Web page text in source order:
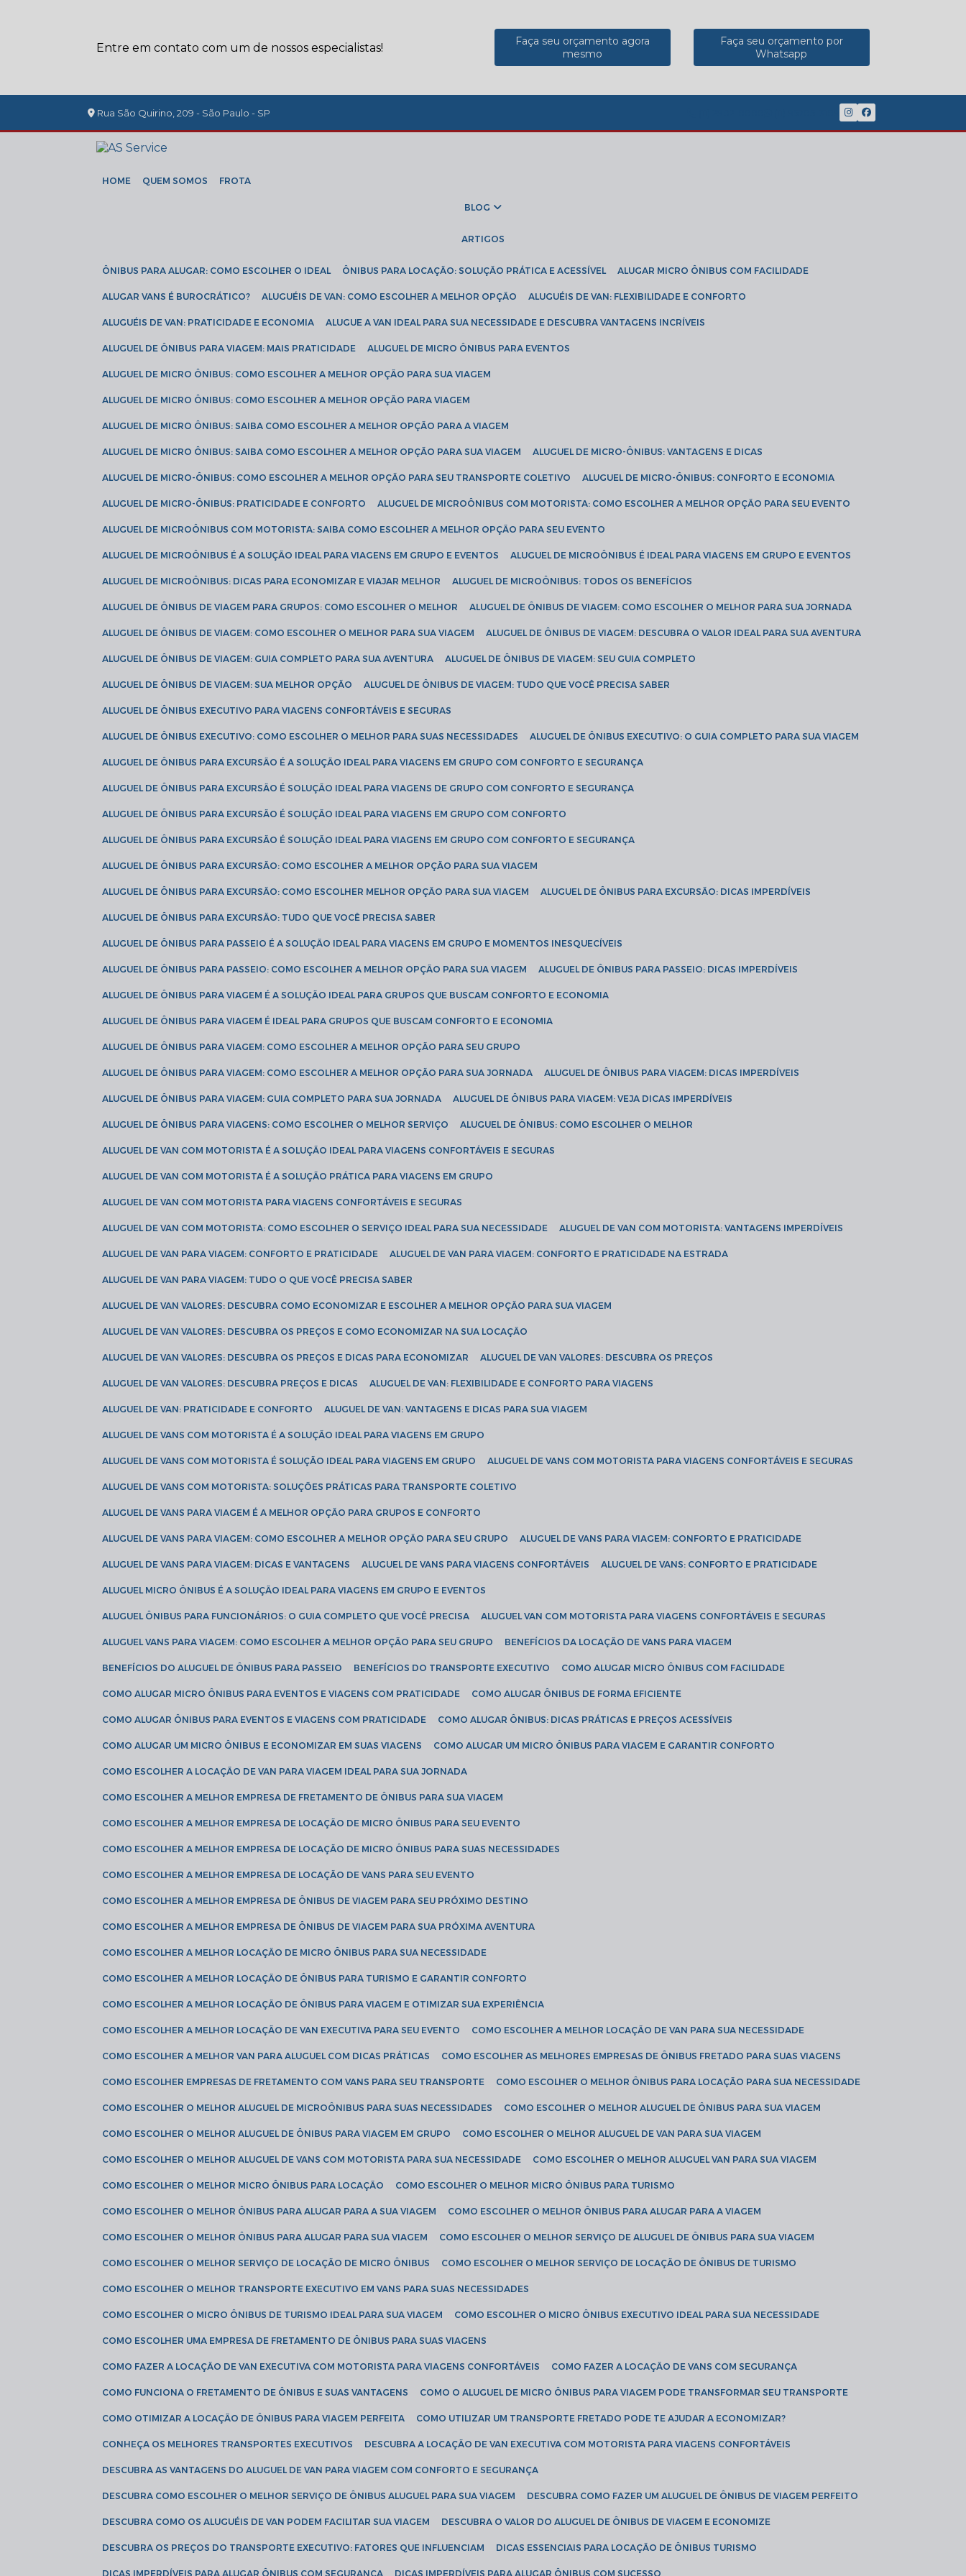
Entre em contato com um de nossos especialistas!
Faça seu orçamento agora
mesmo
Faça seu orçamento por
Whatsapp
Rua São Quirino, 209 - São Paulo - SP
HOME QUEM SOMOS FROTA
BLOG
ARTIGOS
ÔNIBUS PARA ALUGAR: COMO ESCOLHER O IDEAL ÔNIBUS PARA LOCAÇÃO: SOLUÇÃO PRÁTICA E ACESSÍVEL ALUGAR MICRO ÔNIBUS COM FACILIDADE
ALUGAR VANS É BUROCRÁTICO? ALUGUÉIS DE VAN: COMO ESCOLHER A MELHOR OPÇÃO ALUGUÉIS DE VAN: FLEXIBILIDADE E CONFORTO
ALUGUÉIS DE VAN: PRATICIDADE E ECONOMIA ALUGUE A VAN IDEAL PARA SUA NECESSIDADE E DESCUBRA VANTAGENS INCRÍVEIS
ALUGUEL DE ÔNIBUS PARA VIAGEM: MAIS PRATICIDADE ALUGUEL DE MICRO ÔNIBUS PARA EVENTOS
ALUGUEL DE MICRO ÔNIBUS: COMO ESCOLHER A MELHOR OPÇÃO PARA SUA VIAGEM
ALUGUEL DE MICRO ÔNIBUS: COMO ESCOLHER A MELHOR OPÇÃO PARA VIAGEM
ALUGUEL DE MICRO ÔNIBUS: SAIBA COMO ESCOLHER A MELHOR OPÇÃO PARA A VIAGEM
ALUGUEL DE MICRO ÔNIBUS: SAIBA COMO ESCOLHER A MELHOR OPÇÃO PARA SUA VIAGEM ALUGUEL DE MICRO-ÔNIBUS: VANTAGENS E DICAS
ALUGUEL DE MICRO-ÔNIBUS: COMO ESCOLHER A MELHOR OPÇÃO PARA SEU TRANSPORTE COLETIVO ALUGUEL DE MICRO-ÔNIBUS: CONFORTO E ECONOMIA
ALUGUEL DE MICRO-ÔNIBUS: PRATICIDADE E CONFORTO ALUGUEL DE MICROÔNIBUS COM MOTORISTA: COMO ESCOLHER A MELHOR OPÇÃO PARA SEU EVENTO
ALUGUEL DE MICROÔNIBUS COM MOTORISTA: SAIBA COMO ESCOLHER A MELHOR OPÇÃO PARA SEU EVENTO
ALUGUEL DE MICROÔNIBUS É A SOLUÇÃO IDEAL PARA VIAGENS EM GRUPO E EVENTOS ALUGUEL DE MICROÔNIBUS É IDEAL PARA VIAGENS EM GRUPO E EVENTOS
ALUGUEL DE MICROÔNIBUS: DICAS PARA ECONOMIZAR E VIAJAR MELHOR ALUGUEL DE MICROÔNIBUS: TODOS OS BENEFÍCIOS
ALUGUEL DE ÔNIBUS DE VIAGEM PARA GRUPOS: COMO ESCOLHER O MELHOR ALUGUEL DE ÔNIBUS DE VIAGEM: COMO ESCOLHER O MELHOR PARA SUA JORNADA
ALUGUEL DE ÔNIBUS DE VIAGEM: COMO ESCOLHER O MELHOR PARA SUA VIAGEM ALUGUEL DE ÔNIBUS DE VIAGEM: DESCUBRA O VALOR IDEAL PARA SUA AVENTURA
ALUGUEL DE ÔNIBUS DE VIAGEM: GUIA COMPLETO PARA SUA AVENTURA ALUGUEL DE ÔNIBUS DE VIAGEM: SEU GUIA COMPLETO
ALUGUEL DE ÔNIBUS DE VIAGEM: SUA MELHOR OPÇÃO ALUGUEL DE ÔNIBUS DE VIAGEM: TUDO QUE VOCÊ PRECISA SABER
ALUGUEL DE ÔNIBUS EXECUTIVO PARA VIAGENS CONFORTÁVEIS E SEGURAS
ALUGUEL DE ÔNIBUS EXECUTIVO: COMO ESCOLHER O MELHOR PARA SUAS NECESSIDADES ALUGUEL DE ÔNIBUS EXECUTIVO: O GUIA COMPLETO PARA SUA VIAGEM
ALUGUEL DE ÔNIBUS PARA EXCURSÃO É A SOLUÇÃO IDEAL PARA VIAGENS EM GRUPO COM CONFORTO E SEGURANÇA
ALUGUEL DE ÔNIBUS PARA EXCURSÃO É SOLUÇÃO IDEAL PARA VIAGENS DE GRUPO COM CONFORTO E SEGURANÇA
ALUGUEL DE ÔNIBUS PARA EXCURSÃO É SOLUÇÃO IDEAL PARA VIAGENS EM GRUPO COM CONFORTO
ALUGUEL DE ÔNIBUS PARA EXCURSÃO É SOLUÇÃO IDEAL PARA VIAGENS EM GRUPO COM CONFORTO E SEGURANÇA
ALUGUEL DE ÔNIBUS PARA EXCURSÃO: COMO ESCOLHER A MELHOR OPÇÃO PARA SUA VIAGEM
ALUGUEL DE ÔNIBUS PARA EXCURSÃO: COMO ESCOLHER MELHOR OPÇÃO PARA SUA VIAGEM ALUGUEL DE ÔNIBUS PARA EXCURSÃO: DICAS IMPERDÍVEIS
ALUGUEL DE ÔNIBUS PARA EXCURSÃO: TUDO QUE VOCÊ PRECISA SABER
ALUGUEL DE ÔNIBUS PARA PASSEIO É A SOLUÇÃO IDEAL PARA VIAGENS EM GRUPO E MOMENTOS INESQUECÍVEIS
ALUGUEL DE ÔNIBUS PARA PASSEIO: COMO ESCOLHER A MELHOR OPÇÃO PARA SUA VIAGEM ALUGUEL DE ÔNIBUS PARA PASSEIO: DICAS IMPERDÍVEIS
ALUGUEL DE ÔNIBUS PARA VIAGEM É A SOLUÇÃO IDEAL PARA GRUPOS QUE BUSCAM CONFORTO E ECONOMIA
ALUGUEL DE ÔNIBUS PARA VIAGEM É IDEAL PARA GRUPOS QUE BUSCAM CONFORTO E ECONOMIA
ALUGUEL DE ÔNIBUS PARA VIAGEM: COMO ESCOLHER A MELHOR OPÇÃO PARA SEU GRUPO
ALUGUEL DE ÔNIBUS PARA VIAGEM: COMO ESCOLHER A MELHOR OPÇÃO PARA SUA JORNADA ALUGUEL DE ÔNIBUS PARA VIAGEM: DICAS IMPERDÍVEIS
ALUGUEL DE ÔNIBUS PARA VIAGEM: GUIA COMPLETO PARA SUA JORNADA ALUGUEL DE ÔNIBUS PARA VIAGEM: VEJA DICAS IMPERDÍVEIS
ALUGUEL DE ÔNIBUS PARA VIAGENS: COMO ESCOLHER O MELHOR SERVIÇO ALUGUEL DE ÔNIBUS: COMO ESCOLHER O MELHOR
ALUGUEL DE VAN COM MOTORISTA É A SOLUÇÃO IDEAL PARA VIAGENS CONFORTÁVEIS E SEGURAS
ALUGUEL DE VAN COM MOTORISTA É A SOLUÇÃO PRÁTICA PARA VIAGENS EM GRUPO
ALUGUEL DE VAN COM MOTORISTA PARA VIAGENS CONFORTÁVEIS E SEGURAS
ALUGUEL DE VAN COM MOTORISTA: COMO ESCOLHER O SERVIÇO IDEAL PARA SUA NECESSIDADE ALUGUEL DE VAN COM MOTORISTA: VANTAGENS IMPERDÍVEIS
ALUGUEL DE VAN PARA VIAGEM: CONFORTO E PRATICIDADE ALUGUEL DE VAN PARA VIAGEM: CONFORTO E PRATICIDADE NA ESTRADA
ALUGUEL DE VAN PARA VIAGEM: TUDO O QUE VOCÊ PRECISA SABER
ALUGUEL DE VAN VALORES: DESCUBRA COMO ECONOMIZAR E ESCOLHER A MELHOR OPÇÃO PARA SUA VIAGEM
ALUGUEL DE VAN VALORES: DESCUBRA OS PREÇOS E COMO ECONOMIZAR NA SUA LOCAÇÃO
ALUGUEL DE VAN VALORES: DESCUBRA OS PREÇOS E DICAS PARA ECONOMIZAR ALUGUEL DE VAN VALORES: DESCUBRA OS PREÇOS
ALUGUEL DE VAN VALORES: DESCUBRA PREÇOS E DICAS ALUGUEL DE VAN: FLEXIBILIDADE E CONFORTO PARA VIAGENS
ALUGUEL DE VAN: PRATICIDADE E CONFORTO ALUGUEL DE VAN: VANTAGENS E DICAS PARA SUA VIAGEM
ALUGUEL DE VANS COM MOTORISTA É A SOLUÇÃO IDEAL PARA VIAGENS EM GRUPO
ALUGUEL DE VANS COM MOTORISTA É SOLUÇÃO IDEAL PARA VIAGENS EM GRUPO ALUGUEL DE VANS COM MOTORISTA PARA VIAGENS CONFORTÁVEIS E SEGURAS
ALUGUEL DE VANS COM MOTORISTA: SOLUÇÕES PRÁTICAS PARA TRANSPORTE COLETIVO
ALUGUEL DE VANS PARA VIAGEM É A MELHOR OPÇÃO PARA GRUPOS E CONFORTO
ALUGUEL DE VANS PARA VIAGEM: COMO ESCOLHER A MELHOR OPÇÃO PARA SEU GRUPO ALUGUEL DE VANS PARA VIAGEM: CONFORTO E PRATICIDADE
ALUGUEL DE VANS PARA VIAGEM: DICAS E VANTAGENS ALUGUEL DE VANS PARA VIAGENS CONFORTÁVEIS ALUGUEL DE VANS: CONFORTO E PRATICIDADE
ALUGUEL MICRO ÔNIBUS É A SOLUÇÃO IDEAL PARA VIAGENS EM GRUPO E EVENTOS
ALUGUEL ÔNIBUS PARA FUNCIONÁRIOS: O GUIA COMPLETO QUE VOCÊ PRECISA ALUGUEL VAN COM MOTORISTA PARA VIAGENS CONFORTÁVEIS E SEGURAS
ALUGUEL VANS PARA VIAGEM: COMO ESCOLHER A MELHOR OPÇÃO PARA SEU GRUPO BENEFÍCIOS DA LOCAÇÃO DE VANS PARA VIAGEM
BENEFÍCIOS DO ALUGUEL DE ÔNIBUS PARA PASSEIO BENEFÍCIOS DO TRANSPORTE EXECUTIVO COMO ALUGAR MICRO ÔNIBUS COM FACILIDADE
COMO ALUGAR MICRO ÔNIBUS PARA EVENTOS E VIAGENS COM PRATICIDADE COMO ALUGAR ÔNIBUS DE FORMA EFICIENTE
COMO ALUGAR ÔNIBUS PARA EVENTOS E VIAGENS COM PRATICIDADE COMO ALUGAR ÔNIBUS: DICAS PRÁTICAS E PREÇOS ACESSÍVEIS
COMO ALUGAR UM MICRO ÔNIBUS E ECONOMIZAR EM SUAS VIAGENS COMO ALUGAR UM MICRO ÔNIBUS PARA VIAGEM E GARANTIR CONFORTO
COMO ESCOLHER A LOCAÇÃO DE VAN PARA VIAGEM IDEAL PARA SUA JORNADA
COMO ESCOLHER A MELHOR EMPRESA DE FRETAMENTO DE ÔNIBUS PARA SUA VIAGEM
COMO ESCOLHER A MELHOR EMPRESA DE LOCAÇÃO DE MICRO ÔNIBUS PARA SEU EVENTO
COMO ESCOLHER A MELHOR EMPRESA DE LOCAÇÃO DE MICRO ÔNIBUS PARA SUAS NECESSIDADES
COMO ESCOLHER A MELHOR EMPRESA DE LOCAÇÃO DE VANS PARA SEU EVENTO
COMO ESCOLHER A MELHOR EMPRESA DE ÔNIBUS DE VIAGEM PARA SEU PRÓXIMO DESTINO
COMO ESCOLHER A MELHOR EMPRESA DE ÔNIBUS DE VIAGEM PARA SUA PRÓXIMA AVENTURA
COMO ESCOLHER A MELHOR LOCAÇÃO DE MICRO ÔNIBUS PARA SUA NECESSIDADE
COMO ESCOLHER A MELHOR LOCAÇÃO DE ÔNIBUS PARA TURISMO E GARANTIR CONFORTO
COMO ESCOLHER A MELHOR LOCAÇÃO DE ÔNIBUS PARA VIAGEM E OTIMIZAR SUA EXPERIÊNCIA
COMO ESCOLHER A MELHOR LOCAÇÃO DE VAN EXECUTIVA PARA SEU EVENTO COMO ESCOLHER A MELHOR LOCAÇÃO DE VAN PARA SUA NECESSIDADE
COMO ESCOLHER A MELHOR VAN PARA ALUGUEL COM DICAS PRÁTICAS COMO ESCOLHER AS MELHORES EMPRESAS DE ÔNIBUS FRETADO PARA SUAS VIAGENS
COMO ESCOLHER EMPRESAS DE FRETAMENTO COM VANS PARA SEU TRANSPORTE COMO ESCOLHER O MELHOR ÔNIBUS PARA LOCAÇÃO PARA SUA NECESSIDADE
COMO ESCOLHER O MELHOR ALUGUEL DE MICROÔNIBUS PARA SUAS NECESSIDADES COMO ESCOLHER O MELHOR ALUGUEL DE ÔNIBUS PARA SUA VIAGEM
COMO ESCOLHER O MELHOR ALUGUEL DE ÔNIBUS PARA VIAGEM EM GRUPO COMO ESCOLHER O MELHOR ALUGUEL DE VAN PARA SUA VIAGEM
COMO ESCOLHER O MELHOR ALUGUEL DE VANS COM MOTORISTA PARA SUA NECESSIDADE COMO ESCOLHER O MELHOR ALUGUEL VAN PARA SUA VIAGEM
COMO ESCOLHER O MELHOR MICRO ÔNIBUS PARA LOCAÇÃO COMO ESCOLHER O MELHOR MICRO ÔNIBUS PARA TURISMO
COMO ESCOLHER O MELHOR ÔNIBUS PARA ALUGAR PARA A SUA VIAGEM COMO ESCOLHER O MELHOR ÔNIBUS PARA ALUGAR PARA A VIAGEM
COMO ESCOLHER O MELHOR ÔNIBUS PARA ALUGAR PARA SUA VIAGEM COMO ESCOLHER O MELHOR SERVIÇO DE ALUGUEL DE ÔNIBUS PARA SUA VIAGEM
COMO ESCOLHER O MELHOR SERVIÇO DE LOCAÇÃO DE MICRO ÔNIBUS COMO ESCOLHER O MELHOR SERVIÇO DE LOCAÇÃO DE ÔNIBUS DE TURISMO
COMO ESCOLHER O MELHOR TRANSPORTE EXECUTIVO EM VANS PARA SUAS NECESSIDADES
COMO ESCOLHER O MICRO ÔNIBUS DE TURISMO IDEAL PARA SUA VIAGEM COMO ESCOLHER O MICRO ÔNIBUS EXECUTIVO IDEAL PARA SUA NECESSIDADE
COMO ESCOLHER UMA EMPRESA DE FRETAMENTO DE ÔNIBUS PARA SUAS VIAGENS
COMO FAZER A LOCAÇÃO DE VAN EXECUTIVA COM MOTORISTA PARA VIAGENS CONFORTÁVEIS COMO FAZER A LOCAÇÃO DE VANS COM SEGURANÇA
COMO FUNCIONA O FRETAMENTO DE ÔNIBUS E SUAS VANTAGENS COMO O ALUGUEL DE MICRO ÔNIBUS PARA VIAGEM PODE TRANSFORMAR SEU TRANSPORTE
COMO OTIMIZAR A LOCAÇÃO DE ÔNIBUS PARA VIAGEM PERFEITA COMO UTILIZAR UM TRANSPORTE FRETADO PODE TE AJUDAR A ECONOMIZAR?
CONHEÇA OS MELHORES TRANSPORTES EXECUTIVOS DESCUBRA A LOCAÇÃO DE VAN EXECUTIVA COM MOTORISTA PARA VIAGENS CONFORTÁVEIS
DESCUBRA AS VANTAGENS DO ALUGUEL DE VAN PARA VIAGEM COM CONFORTO E SEGURANÇA
DESCUBRA COMO ESCOLHER O MELHOR SERVIÇO DE ÔNIBUS ALUGUEL PARA SUA VIAGEM DESCUBRA COMO FAZER UM ALUGUEL DE ÔNIBUS DE VIAGEM PERFEITO
DESCUBRA COMO OS ALUGUÉIS DE VAN PODEM FACILITAR SUA VIAGEM DESCUBRA O VALOR DO ALUGUEL DE ÔNIBUS DE VIAGEM E ECONOMIZE
DESCUBRA OS PREÇOS DO TRANSPORTE EXECUTIVO: FATORES QUE INFLUENCIAM DICAS ESSENCIAIS PARA LOCAÇÃO DE ÔNIBUS TURISMO
DICAS IMPERDÍVEIS PARA ALUGAR ÔNIBUS COM SEGURANÇA DICAS IMPERDÍVEIS PARA ALUGAR ÔNIBUS COM SUCESSO